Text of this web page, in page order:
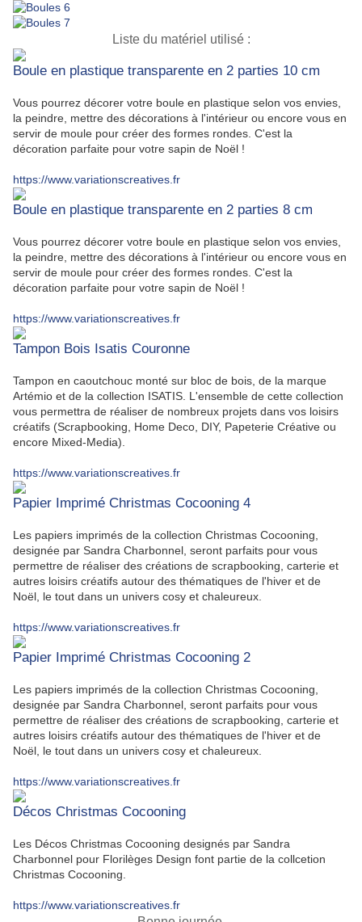
Liste du matériel utilisé :
Boule en plastique transparente en 2 parties 10 cm
Vous pourrez décorer votre boule en plastique selon vos envies,
la peindre, mettre des décorations à l'intérieur ou encore vous en
servir de moule pour créer des formes rondes. C'est la
décoration parfaite pour votre sapin de Noël !
https://www.variationscreatives.fr
Boule en plastique transparente en 2 parties 8 cm
Vous pourrez décorer votre boule en plastique selon vos envies,
la peindre, mettre des décorations à l'intérieur ou encore vous en
servir de moule pour créer des formes rondes. C'est la
décoration parfaite pour votre sapin de Noël !
https://www.variationscreatives.fr
Tampon Bois Isatis Couronne
Tampon en caoutchouc monté sur bloc de bois, de la marque
Artémio et de la collection ISATIS. L'ensemble de cette collection
vous permettra de réaliser de nombreux projets dans vos loisirs
créatifs (Scrapbooking, Home Deco, DIY, Papeterie Créative ou
encore Mixed-Media).
https://www.variationscreatives.fr
Papier Imprimé Christmas Cocooning 4
Les papiers imprimés de la collection Christmas Cocooning,
designée par Sandra Charbonnel, seront parfaits pour vous
permettre de réaliser des créations de scrapbooking, carterie et
autres loisirs créatifs autour des thématiques de l'hiver et de
Noël, le tout dans un univers cosy et chaleureux.
https://www.variationscreatives.fr
Papier Imprimé Christmas Cocooning 2
Les papiers imprimés de la collection Christmas Cocooning,
designée par Sandra Charbonnel, seront parfaits pour vous
permettre de réaliser des créations de scrapbooking, carterie et
autres loisirs créatifs autour des thématiques de l'hiver et de
Noël, le tout dans un univers cosy et chaleureux.
https://www.variationscreatives.fr
Décos Christmas Cocooning
Les Décos Christmas Cocooning designés par Sandra
Charbonnel pour Florilèges Design font partie de la collcetion
Christmas Cocooning.
https://www.variationscreatives.fr